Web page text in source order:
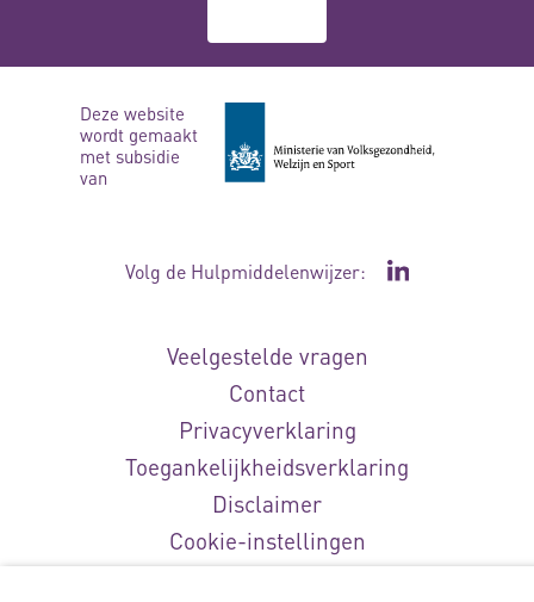
Deze website
wordt gemaakt
met subsidie
van
Volg de Hulpmiddelenwijzer: Ga naar de
Veelgestelde vragen
Contact
Privacyverklaring
Toegankelijkheidsverklaring
Disclaimer
Cookie-instellingen